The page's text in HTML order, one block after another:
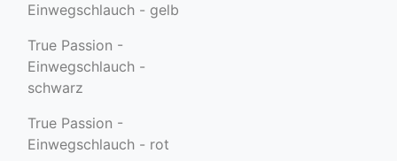
Einwegschlauch - gelb
True Passion -
Einwegschlauch -
schwarz
True Passion -
Einwegschlauch - rot